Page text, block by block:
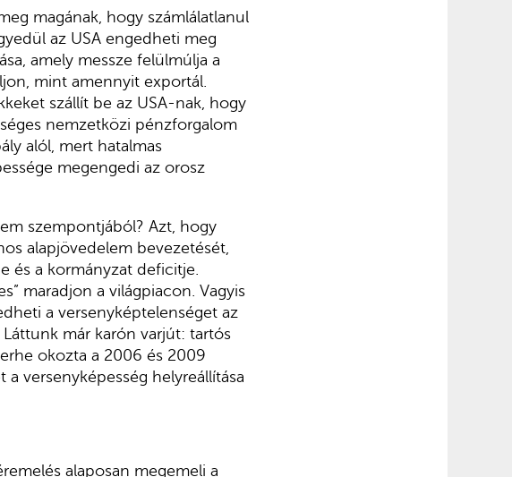
magának, hogy számlálatlanul
az USA engedheti meg
amely messze felülmúlja a
mint amennyit exportál.
szállít be az USA-nak, hogy
nemzetközi pénzforgalom
alól, mert hatalmas
megengedi az orosz
szempontjából? Azt, hogy
alapjövedelem bevezetését,
és a kormányzat deficitje.
maradjon a világpiacon. Vagyis
a versenyképtelenséget az
már karón varjút: tartós
okozta a 2006 és 2009
versenyképesség helyreállítása
alaposan megemeli a